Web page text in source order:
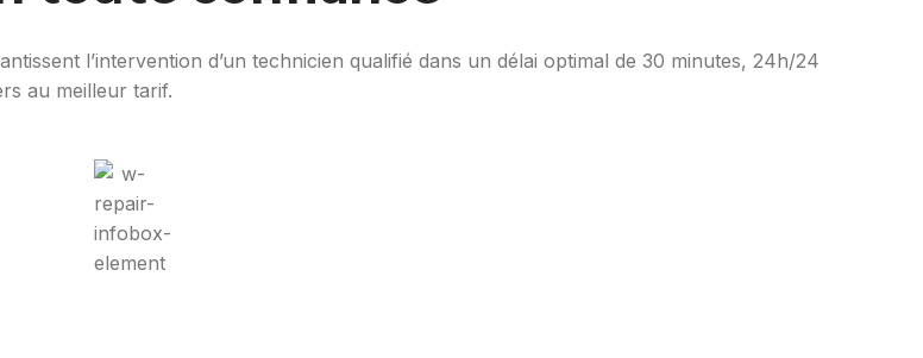
l’intervention d’un technicien qualifié dans un délai optimal de 30 minutes, 24h/24
au meilleur tarif.